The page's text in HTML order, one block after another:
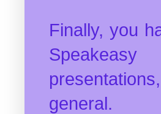
Finally, you
general.